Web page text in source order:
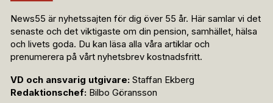
News55 är nyhetssajten för dig över 55 år. Här samlar vi det
senaste och det viktigaste om din pension, samhället, hälsa
och livets goda. Du kan läsa alla våra artiklar och
prenumerera på vårt nyhetsbrev kostnadsfritt.
VD och ansvarig utgivare: Staffan Ekberg
Redaktionschef: Bilbo Göransson